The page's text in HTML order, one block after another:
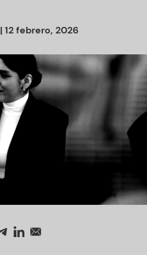
| 12 febrero, 2026